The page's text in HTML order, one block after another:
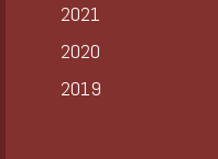
2021
2020
2019